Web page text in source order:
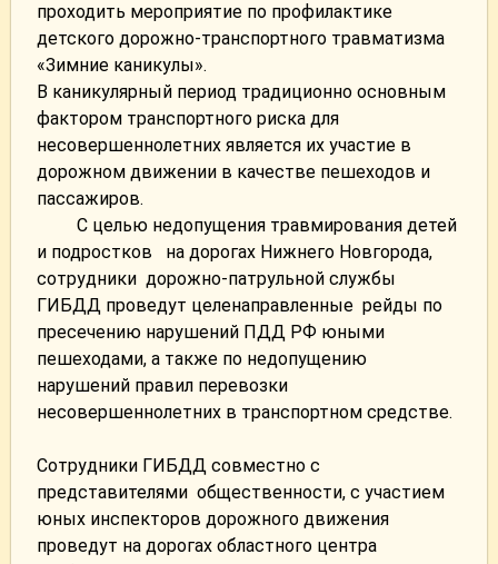
проходить мероприятие по профилактике
детского дорожно-транспортного травматизма
«Зимние каникулы».
В каникулярный период традиционно основным
фактором транспортного риска для
несовершеннолетних является их участие в
дорожном движении в качестве пешеходов и
пассажиров.
С целью недопущения травмирования детей
и подростков на дорогах Нижнего Новгорода,
сотрудники дорожно-патрульной службы
ГИБДД проведут целенаправленные рейды по
пресечению нарушений ПДД РФ юными
пешеходами, а также по недопущению
нарушений правил перевозки
несовершеннолетних в транспортном средстве.
Сотрудники ГИБДД совместно с
представителями общественности, с участием
юных инспекторов дорожного движения
проведут на дорогах областного центра